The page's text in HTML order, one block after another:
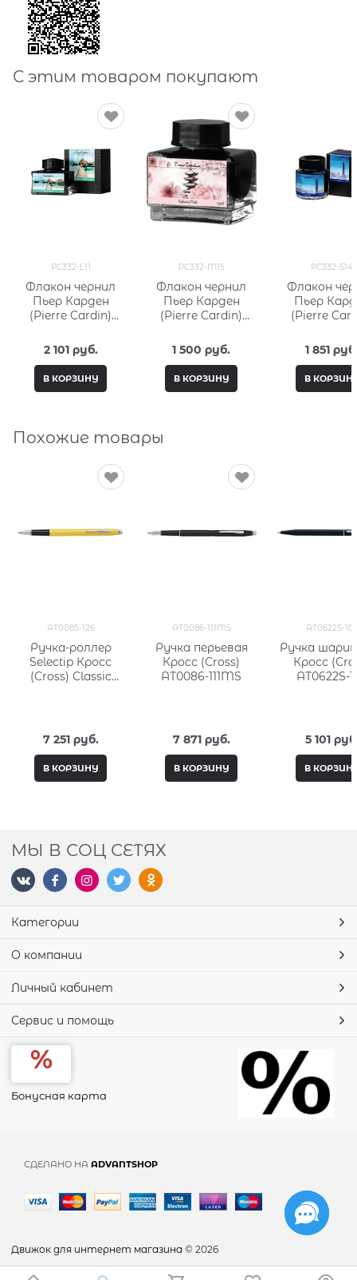
С этим товаром покупают
PC332-L11
Флакон чернил
Пьер Карден
(Pierre Cardin)
Fantasy PC332-L11
2 101 руб.
В КОРЗИНУ
PC332-M15
Флакон чернил
Пьер Карден
(Pierre Cardin)
Fantasy PC332-
M15
1 500 руб.
В КОРЗИНУ
PC332-S14
Флакон
Пьер
(Pierre
Fantasy
1 851
В
Похожие товары
AT0085-126
Ручка-роллер
Selectip Кросс
(Cross) Classic
7 251 руб.
В КОРЗИНУ
AT0086-111MS
Ручка перьевая
Кросс (Cross)
AT0086-111MS
7 871 руб.
В КОРЗИНУ
AT0622S-
Ручка
Кросс
AT0622S-
5 101
В
МЫ В СОЦ СЕТЯХ
Категории
О компании
Личный кабинет
Сервис и помощь
Бонусная карта
СДЕЛАНО НА ADVANTSHOP
Движок для интернет магазина © 2026